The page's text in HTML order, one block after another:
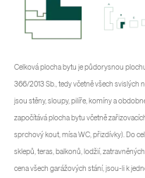
Celková plocha bytu je půdorysnou
366/2013 Sb., tedy včetně všech
jsou stěny, sloupy, pilíře, komíny a
započítává plocha bytu včetně
sprchový kout, mísa WC, přizdívky). Do
sklepů, teras, balkonů, lodžií,
cena všech garážových stání, jsou-li k